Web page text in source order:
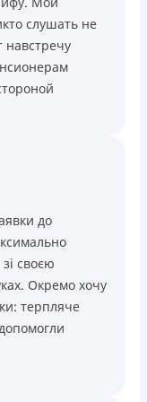
для нових
цього діє
номер
Розглядаються
відразу
про надання
клієнтам на
лояльності
Facebook
слушать не
навстречу
до
своєю
Окремо хочу
терпляче